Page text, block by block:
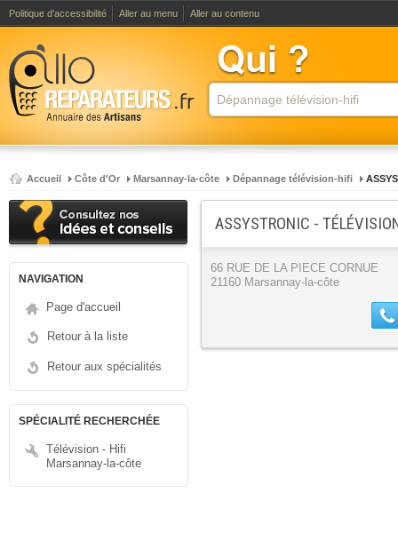
Politique d'accessibilité Aller au menu Aller au contenu
Accueil Côte d'Or Marsannay-la-côte Dépannage télévision-hifi
NAVIGATION
Page d'accueil
Retour à la liste
Retour aux spécialités
SPÉCIALITÉ RECHERCHÉE
Télévision - Hifi
Marsannay-la-côte
ASSYSTRONIC -
66 RUE DE LA PIECE CORNUE
21160 Marsannay-la-côte